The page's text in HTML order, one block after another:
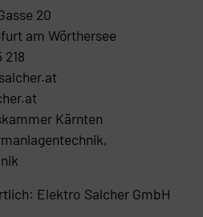
20
am Wörthersee
Kärnten
Elektro Salcher GmbH